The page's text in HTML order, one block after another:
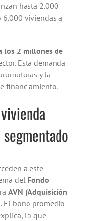
hasta 2.000
6.000 viviendas a
los 2 millones de
Esta demanda
y la
financiamiento.
a este
del Fondo
AVN (Adquisición
El bono promedio
lo que